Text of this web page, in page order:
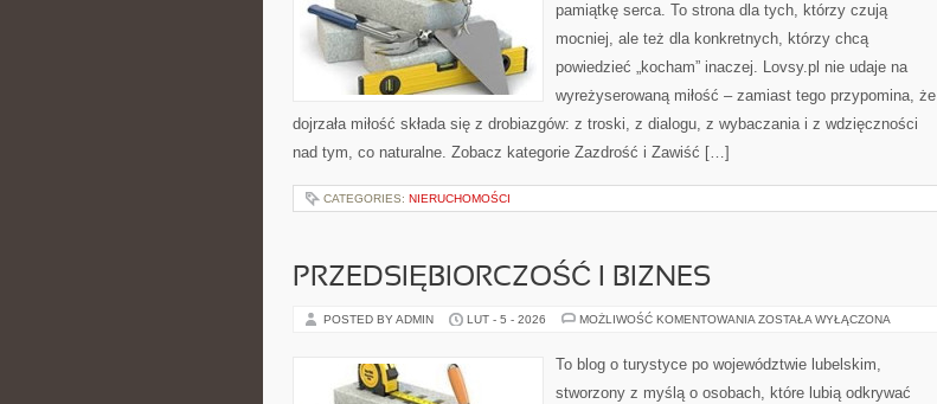
pamiątkę serca. To strona dla tych, którzy czują
mocniej, ale też dla konkretnych, którzy chcą
powiedzieć „kocham” inaczej. Lovsy.pl nie udaje na
wyreżyserowaną miłość – zamiast tego przypomina, że
dojrzała miłość składa się z drobiazgów: z troski, z dialogu, z wybaczania i z wdzięczności
nad tym, co naturalne. Zobacz kategorie Zazdrość i Zawiść […]
CATEGORIES: NIERUCHOMOŚCI
PRZEDSIĘBIORCZOŚĆ I BIZNES
POSTED BY ADMIN LUT - 5 - 2026 MOŻLIWOŚĆ KOMENTOWANIA PRZEDSIĘBIORCZOŚĆ
ZOSTAŁA WYŁĄCZONA
To blog o turystyce po województwie lubelskim,
stworzony z myślą o osobach, które lubią odkrywać